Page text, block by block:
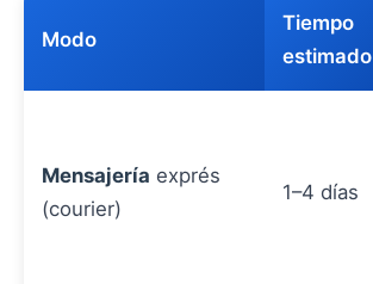
Modo
Tiempo
estimado
Mensajería exprés
(courier)
1–4 días